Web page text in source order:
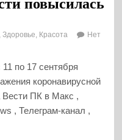
повысилась
Красота
Нет
по 17 сентября
коронавирусной
Вести ПК в Макс ,
, Телеграм-канал ,